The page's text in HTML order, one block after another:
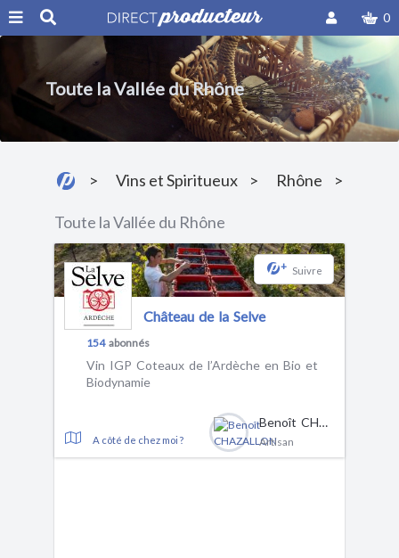
0
Toute la Vallée du Rhône
Vins et Spiritueux Rhône
Toute la Vallée du Rhône
+ Suivre
Château de la Selve
154abonnés
Vin IGP Coteaux de l’Ardèche en Bio et
Biodynamie
A côté de chez moi ?
Benoît CHAZALLON
Artisan